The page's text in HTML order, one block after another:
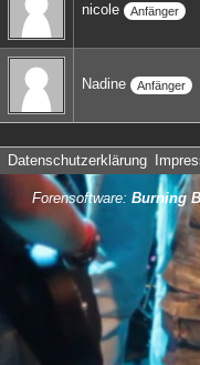
nicole Anfänger
Nadine Anfänger
Datenschutzerklärung
Forensoftware: Burning